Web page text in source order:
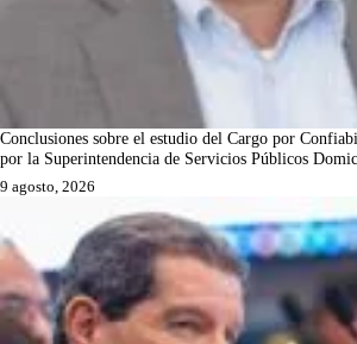
Conclusiones sobre el estudio del Cargo por
por la Superintendencia de Servicios Públicos
9 agosto, 2026